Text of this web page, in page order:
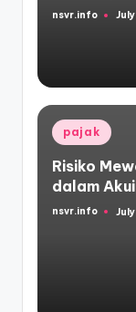
Posted
nsvr.info
Posted
in
pajak
Risiko
dalam
Posted
nsvr.info